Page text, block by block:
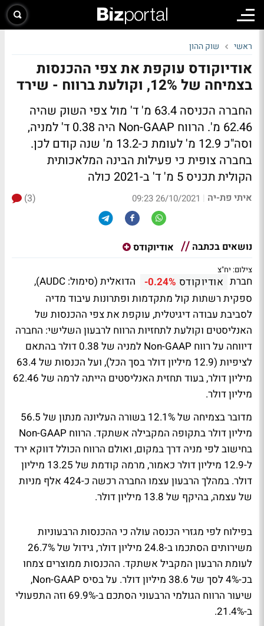
ראשי שוק ההון
אודיוקודס עוקפת את צפי ההכנסות
בצמיחה של 12%, וקולעת ברווח - שירד
החברה הכניסה 63.4 מ' ד' מול צפי השוק שהיה
62.46 מ'. הרווח Non-GAAP היה 0.38 ד' למניה,
וסה"כ 12.9 מ' לעומת כ-13.2 מ' שנה קודם לכן.
בחברה צופית כי פעילות הבינה המלאכותית
הקולית תכניס 5 מ' ד' ב-2021 כולה
איתי פת-יה |
26/10/2021 09:23
(3)
נושאים בכתבה אודיוקודס
צילום: יח"צ
חברת אודיוקודס -0.24%
הדואלית (סימול: AUDC),
ספקית רשתות קול מתקדמות ופתרונות עיבוד מדיה
לסביבת עבודה דיגיטלית, עוקפת את צפי ההכנסות של
האנליסטים וקולעת לתחזיות הרווח לרבעון השלישי: החברה
דיווחה על רווח Non-GAAP למניה של 0.38 דולר בהתאם
לציפיות (12.9 מיליון דולר בסך הכל), ועל הכנסות של 63.4
מיליון דולר, בעוד תחזית האנליסטים הייתה לרמה של 62.46
מיליון דולר.
מדובר בצמיחה של 12.1% בשורה העליונה מנתון של 56.5
מיליון דולר בתקופה המקבילה אשתקד. הרווח Non-GAAP
בחישוב לפי מניה דרך במקום, ואולם הרווח הכולל דווקא ירד
ל-12.9 מיליון דולר כאמור, מרמה קודמת של 13.25 מיליון
דולר. במהלך הרבעון עצמו החברה רכשה כ-424 אלף מניות
של עצמה, בהיקף של 13.8 מיליון דולר.
בפילוח לפי מגזרי הכנסה עולה כי ההכנסות הרבעוניות
משירותים הסתכמו ב-24.8 מיליון דולר, גידול של 26.7%
לעומת הרבעון המקביל אשתקד. ההכנסות ממוצרים צמחו
בכ-4% לסך של 38.6 מיליון דולר. על בסיס Non-GAAP,
שיעור הרווח הגולמי הרבעוני הסתכם ב-69.9% וזה התפעולי
ב-21.4%.